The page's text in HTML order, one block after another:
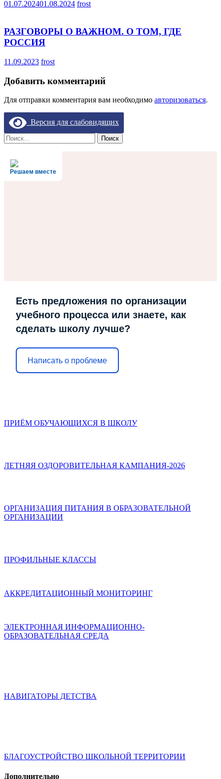
01.07.202401.08.2024 frost
РАЗГОВОРЫ О ВАЖНОМ. О ТОМ, ГДЕ
РОССИЯ
11.09.2023 frost
Добавить комментарий
Для отправки комментария вам необходимо авторизоваться.
Версия для слабовидящих
Найти:
Решаем вместе
Есть предложения по организации
учебного процесса или знаете, как
сделать школу лучше?
Написать о проблеме
ПРИЁМ ОБУЧАЮЩИХСЯ В ШКОЛУ
ЛЕТНЯЯ ОЗДОРОВИТЕЛЬНАЯ КАМПАНИЯ-2026
ОРГАНИЗАЦИЯ ПИТАНИЯ В ОБРАЗОВАТЕЛЬНОЙ
ОРГАНИЗАЦИИ
ПРОФИЛЬНЫЕ КЛАССЫ
АККРЕДИТАЦИОННЫЙ МОНИТОРИНГ
ЭЛЕКТРОННАЯ ИНФОРМАЦИОННО-
ОБРАЗОВАТЕЛЬНАЯ СРЕДА
НАВИГАТОРЫ ДЕТСТВА
БЛАГОУСТРОЙСТВО ШКОЛЬНОЙ ТЕРРИТОРИИ
Дополнительно